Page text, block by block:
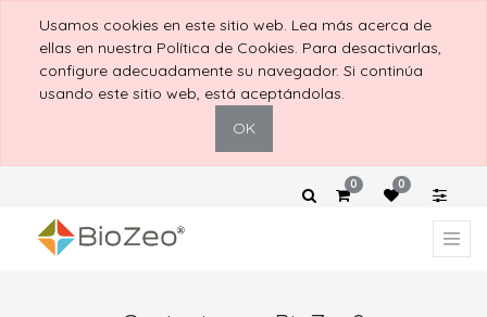
Usamos cookies en este sitio web. Lea más acerca de
ellas en nuestra Política de Cookies. Para desactivarlas,
configure adecuadamente su navegador. Si continúa
usando este sitio web, está aceptándolas.
OK
0 0